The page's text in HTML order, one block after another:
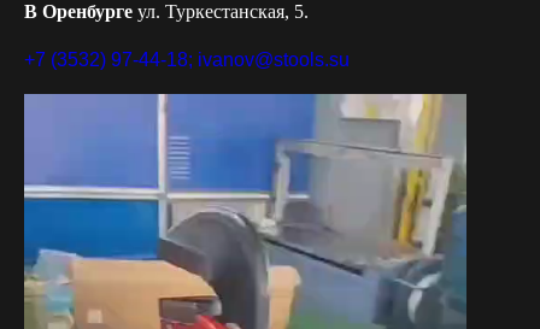
В Оренбурге ул. Туркестанская, 5.
+7 (3532) 97-44-18; ivanov@stools.su